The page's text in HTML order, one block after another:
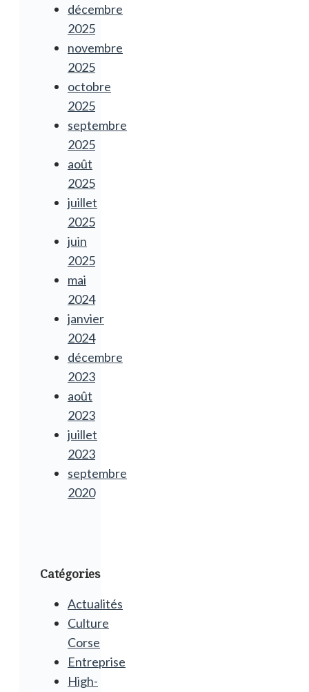
décembre
2025
novembre
2025
octobre
2025
septembre
2025
août
2025
juillet
2025
juin
2025
mai
2024
janvier
2024
décembre
2023
août
2023
juillet
2023
septembre
2020
Catégories
Actualités
Culture
Corse
Entreprise
High-